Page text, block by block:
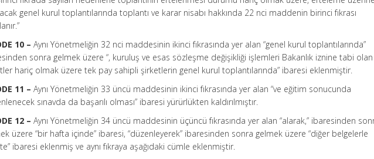
genel kurul toplantılarında toplantı ve karar nisabı hakkında 22 nci maddenin birinci fıkrası
10 – Aynı Yönetmeliğin 32 nci maddesinin ikinci fıkrasında yer alan “genel kurul toplantılarında”
sonra gelmek üzere “, kuruluş ve esas sözleşme değişikliği işlemleri Bakanlık iznine tabi olan
hariç olmak üzere tek pay sahipli şirketlerin genel kurul toplantılarında” ibaresi eklenmiştir.
11 – Aynı Yönetmeliğin 33 üncü maddesinin ikinci fıkrasında yer alan “ve eğitim sonucunda
sınavda da başarılı olması” ibaresi yürürlükten kaldırılmıştır.
12 – Aynı Yönetmeliğin 34 üncü maddesinin üçüncü fıkrasında yer alan “alarak,” ibaresinden
üzere “bir hafta içinde” ibaresi, “düzenleyerek” ibaresinden sonra gelmek üzere “diğer belgelerle
ibaresi eklenmiş ve aynı fıkraya aşağıdaki cümle eklenmiştir.